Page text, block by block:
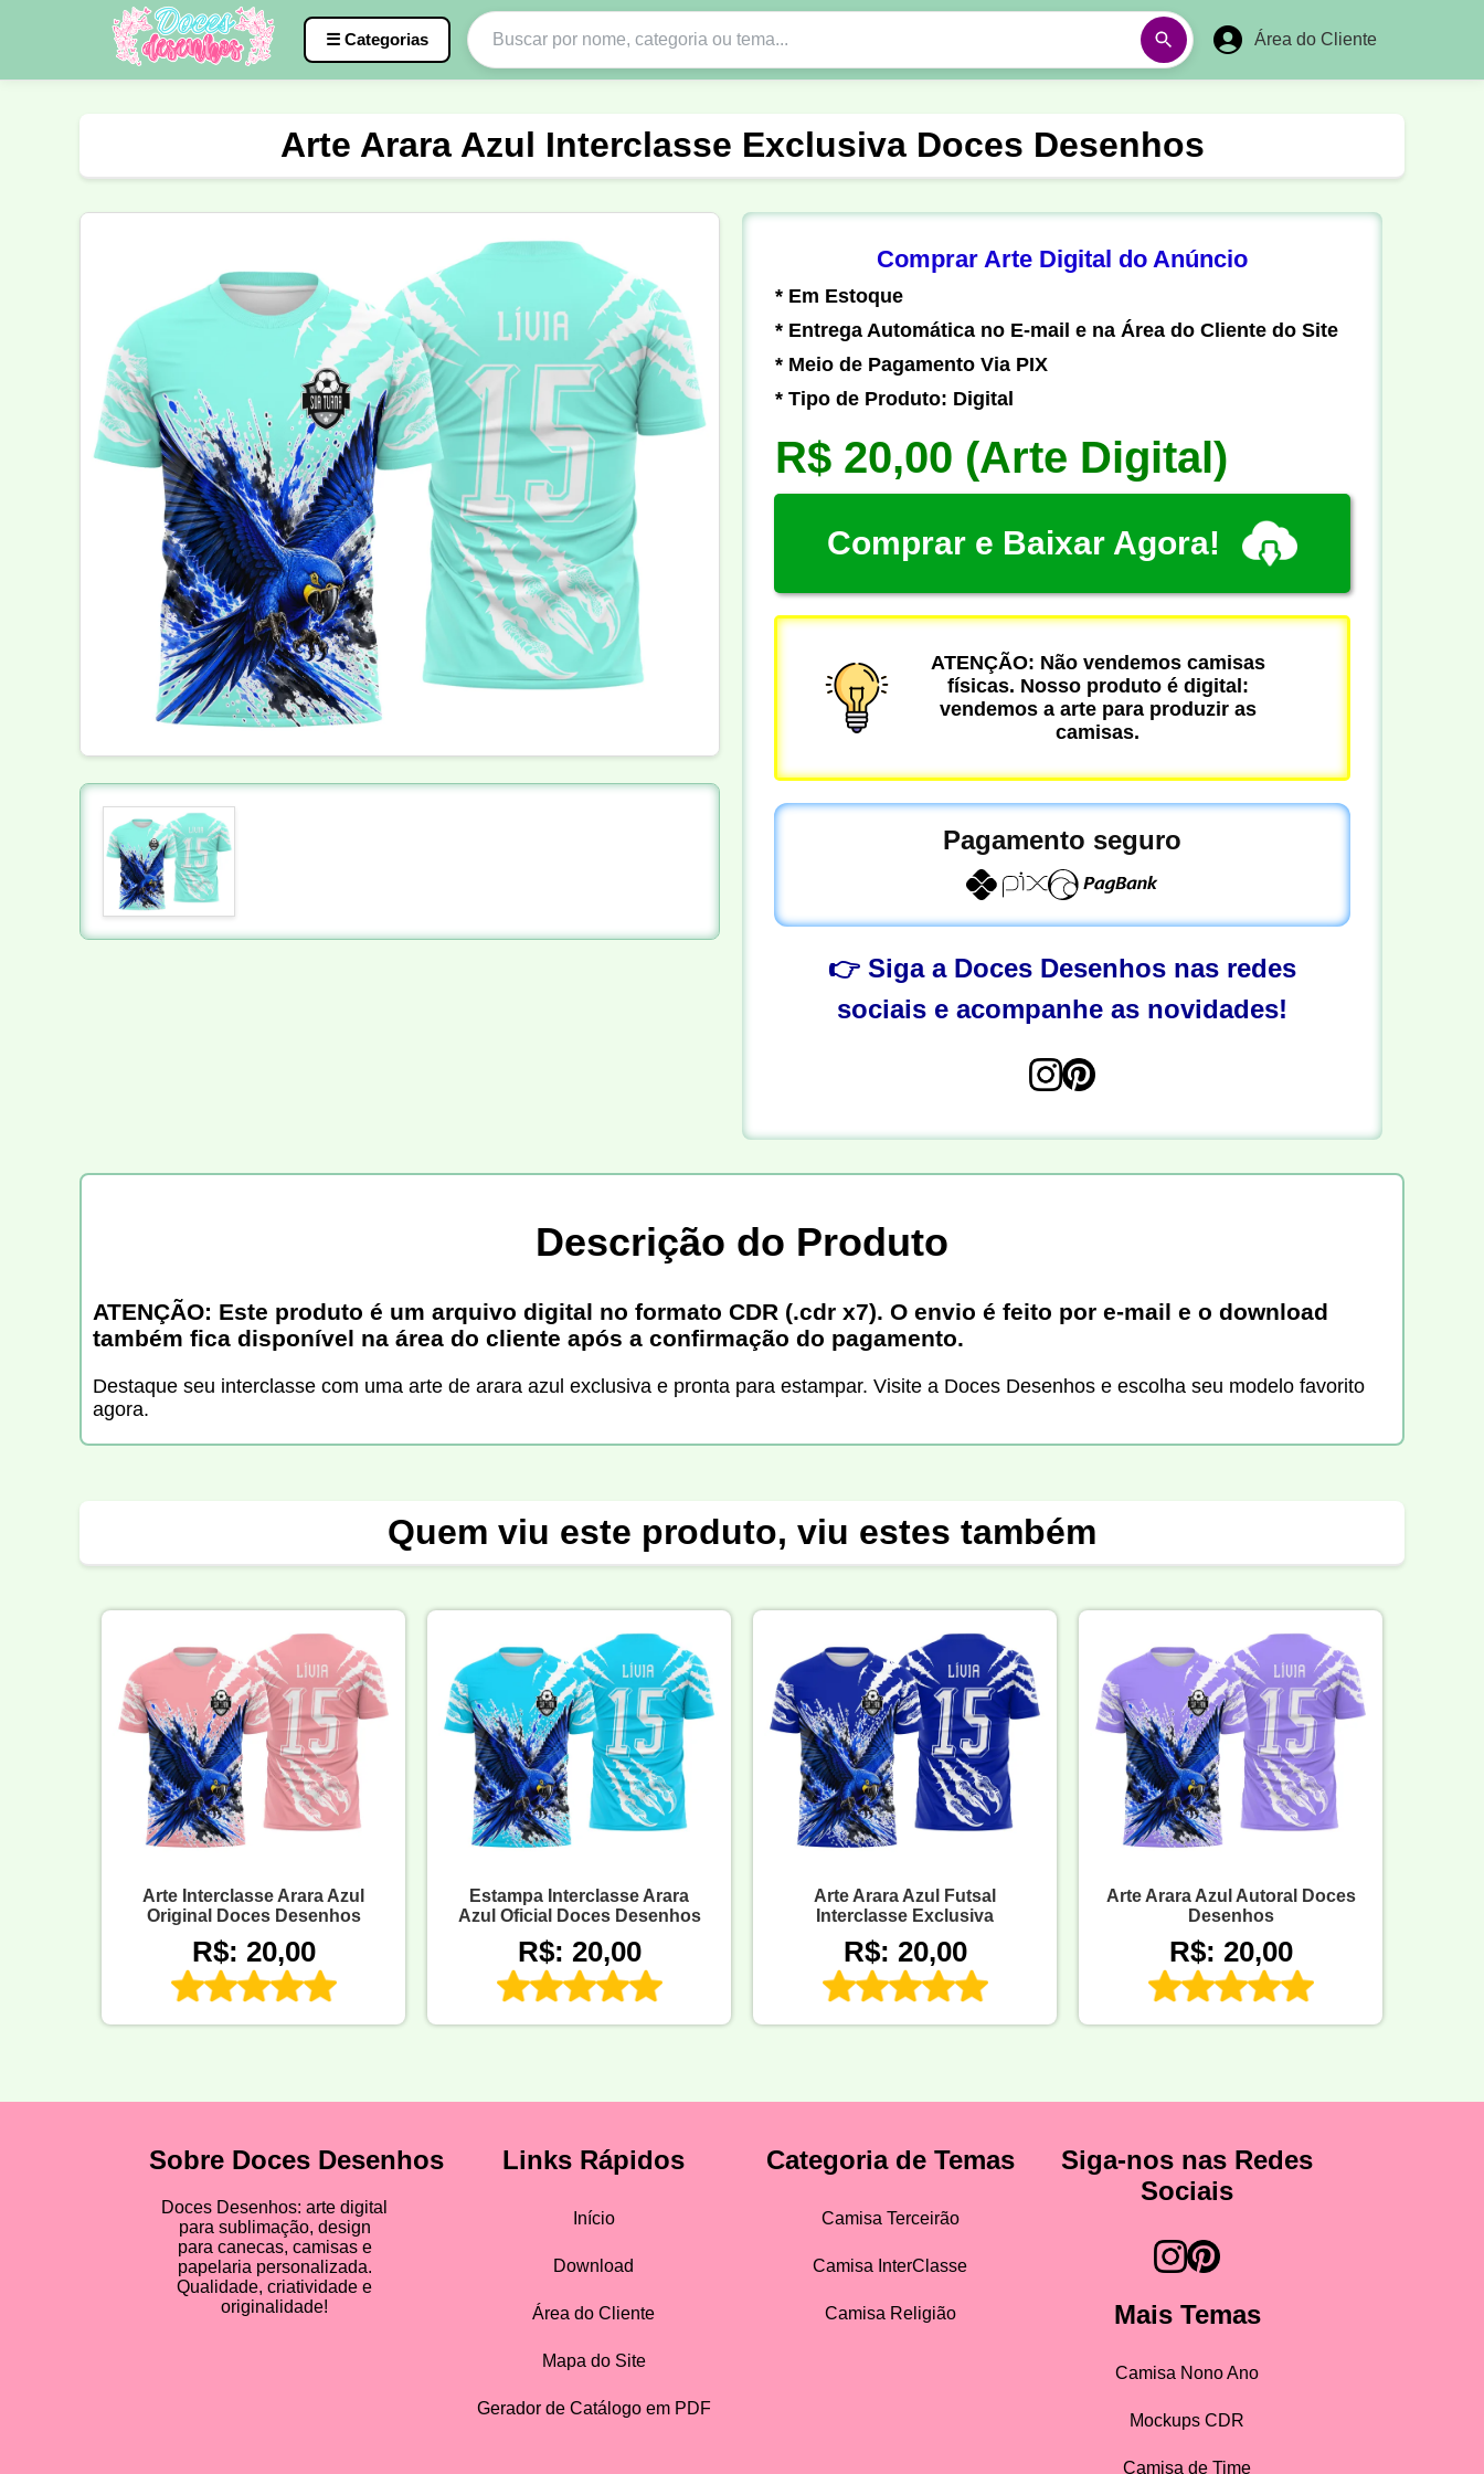
☰ Categorias Área do Cliente
Agro Católica Vôlei Futebol Amador Pesca
Motocross Ciclismo Nail Designer Pedagogia Biologia Geografia História Matemática
Língua Portuguesa
Arte Arara Azul Interclasse Exclusiva Doces Desenhos
Comprar Arte Digital do Anúncio
* Em Estoque
* Entrega Automática no E-mail e na Área do Cliente do Site
* Meio de Pagamento Via PIX
* Tipo de Produto: Digital
R$ 20,00 (Arte Digital)
Comprar e Baixar Agora!
ATENÇÃO: Não vendemos camisas
físicas. Nosso produto é digital:
vendemos a arte para produzir as
camisas.
Pagamento seguro
👉 Siga a Doces Desenhos nas redes
sociais e acompanhe as novidades!
Descrição do Produto
ATENÇÃO: Este produto é um arquivo digital no formato CDR (.cdr x7). O envio é feito por e-mail e o download
também fica disponível na área do cliente após a confirmação do pagamento.
Destaque seu interclasse com uma arte de arara azul exclusiva e pronta para estampar. Visite a Doces Desenhos e escolha seu modelo favorito
agora.
Quem viu este produto, viu estes também
Arte Interclasse Arara Azul
Original Doces Desenhos
R$: 20,00
Estampa Interclasse Arara
Azul Oficial Doces Desenhos
R$: 20,00
Arte Arara Azul Futsal
Interclasse Exclusiva
R$: 20,00
Arte Arara Azul Autoral Doces
Desenhos
R$: 20,00
Sobre Doces Desenhos
Doces Desenhos: arte digital
para sublimação, design
para canecas, camisas e
papelaria personalizada.
Qualidade, criatividade e
originalidade!
Links Rápidos
Início
Download
Área do Cliente
Mapa do Site
Gerador de Catálogo em PDF
Categoria de Temas
Camisa Terceirão
Camisa InterClasse
Camisa Religião
Siga-nos nas Redes
Sociais
Mais Temas
Camisa Nono Ano
Mockups CDR
Camisa de Time